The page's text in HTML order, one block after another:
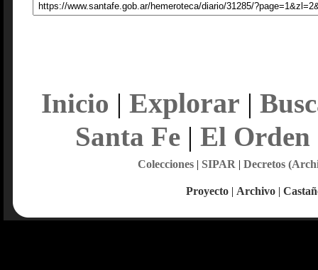
Inicio | Explorar |
Santa Fe| El Orden
Colecciones| SIPAR | Decretos
Proyecto | Archivo |